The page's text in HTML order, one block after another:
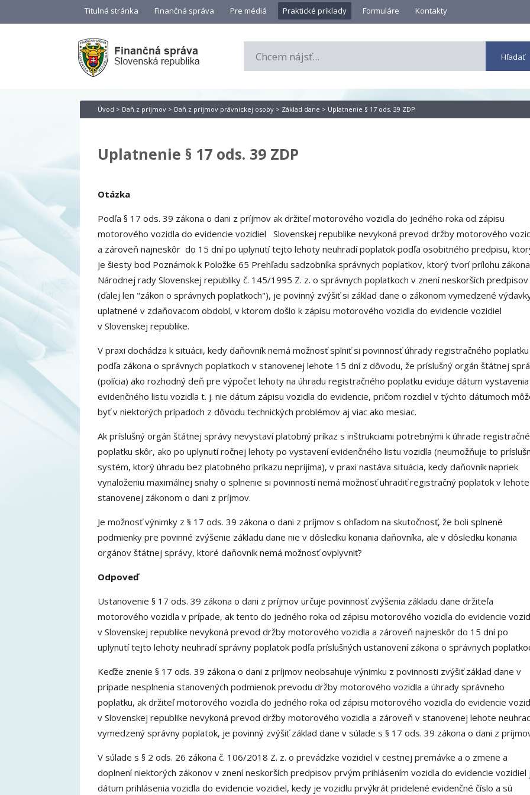
Titulná stránka Finančná správa Pre médiá Praktické príklady Formuláre Kontakty
Úvod > Daň z príjmov> Daň z príjmov právnickej osoby> Základ dane > Uplatnenie § 17 ods. 39 ZDP
Uplatnenie § 17 ods. 39 ZDP
Otázka
Podľa § 17 ods. 39 zákona o dani z príjmov ak držiteľ motorového vozidla do jedného roka od zápisu
motorového vozidla do evidencie vozidiel Slovenskej republike nevykoná prevod držby motorového
a zároveň najneskôr do 15 dní po uplynutí tejto lehoty neuhradí poplatok podľa osobitného predpisu,
je šiesty bod Poznámok k Položke 65 Prehľadu sadzobníka správnych poplatkov, ktorý tvorí prílohu zákona
Národnej rady Slovenskej republiky č. 145/1995 Z. z. o správnych poplatkoch v znení neskorších predpisov
(ďalej len "zákon o správnych poplatkoch"), je povinný zvýšiť si základ dane o zákonom vymedzené
uplatnené v zdaňovacom období, v ktorom došlo k zápisu motorového vozidla do evidencie vozidiel
v Slovenskej republike.
V praxi dochádza k situácii, kedy daňovník nemá možnosť splniť si povinnosť úhrady registračného poplatku
podľa zákona o správnych poplatkoch v stanovenej lehote 15 dní z dôvodu, že príslušný orgán štátnej
(polícia) ako rozhodný deň pre výpočet lehoty na úhradu registračného poplatku eviduje dátum vystavenia
evidenčného listu vozidla t. j. nie dátum zápisu vozidla do evidencie, pričom rozdiel v týchto dátumoch
byť v niektorých prípadoch z dôvodu technických problémov aj viac ako mesiac.
Ak príslušný orgán štátnej správy nevystaví platobný príkaz s inštrukciami potrebnými k úhrade
poplatku skôr, ako po uplynutí ročnej lehoty po vystavení evidenčného listu vozidla (neumožňuje to
systém, ktorý úhradu bez platobného príkazu neprijíma), v praxi nastáva situácia, kedy daňovník napriek
vynaloženiu maximálnej snahy o splnenie si povinností nemá možnosť uhradiť registračný poplatok v lehote
stanovenej zákonom o dani z príjmov.
Je možnosť výnimky z § 17 ods. 39 zákona o dani z príjmov s ohľadom na skutočnosť, že boli splnené
podmienky pre povinné zvýšenie základu dane nie v dôsledku konania daňovníka, ale v dôsledku konania
orgánov štátnej správy, ktoré daňovník nemá možnosť ovplyvniť?
Odpoveď
Ustanovenie § 17 ods. 39 zákona o dani z príjmov určuje povinnosť zvýšenia základu dane držiteľa
motorového vozidla v prípade, ak tento do jedného roka od zápisu motorového vozidla do evidencie
v Slovenskej republike nevykoná prevod držby motorového vozidla a zároveň najneskôr do 15 dní po
uplynutí tejto lehoty neuhradí správny poplatok podľa príslušných ustanovení zákona o správnych
Keďže znenie § 17 ods. 39 zákona o dani z príjmov neobsahuje výnimku z povinnosti zvýšiť základ dane v
prípade nesplnenia stanovených podmienok prevodu držby motorového vozidla a úhrady správneho
poplatku, ak držiteľ motorového vozidla do jedného roka od zápisu motorového vozidla do evidencie
v Slovenskej republike nevykoná prevod držby motorového vozidla a zároveň v stanovenej lehote
vymedzený správny poplatok, je povinný zvýšiť základ dane v súlade s § 17 ods. 39 zákona o dani z
V súlade s § 2 ods. 26 zákona č. 106/2018 Z. z. o prevádzke vozidiel v cestnej premávke a o zmene a
doplnení niektorých zákonov v znení neskorších predpisov prvým prihlásením vozidla do evidencie vozidiel
dátum prihlásenia vozidla do evidencie vozidiel, kedy je vozidlu prvýkrát pridelené evidenčné číslo a sú